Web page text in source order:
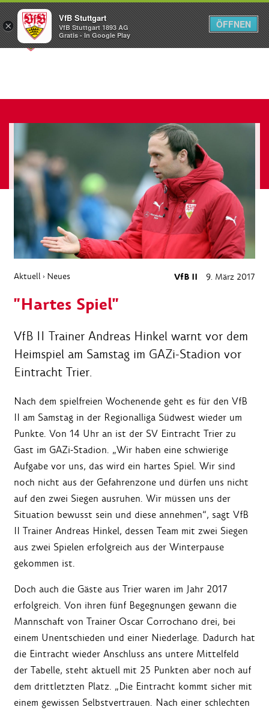
Menü
Aktuell › Neues VfB II 9. März 2017
"Hartes Spiel"
VfB II Trainer Andreas Hinkel warnt vor dem
Heimspiel am Samstag im GAZi-Stadion vor
Eintracht Trier.
Nach dem spielfreien Wochenende geht es für den VfB
II am Samstag in der Regionalliga Südwest wieder um
Punkte. Von 14 Uhr an ist der SV Eintracht Trier zu
Gast im GAZi-Stadion. „Wir haben eine schwierige
Aufgabe vor uns, das wird ein hartes Spiel. Wir sind
noch nicht aus der Gefahrenzone und dürfen uns nicht
auf den zwei Siegen ausruhen. Wir müssen uns der
Situation bewusst sein und diese annehmen“, sagt VfB
II Trainer Andreas Hinkel, dessen Team mit zwei Siegen
aus zwei Spielen erfolgreich aus der Winterpause
gekommen ist.
Doch auch die Gäste aus Trier waren im Jahr 2017
erfolgreich. Von ihren fünf Begegnungen gewann die
Mannschaft von Trainer Oscar Corrochano drei, bei
einem Unentschieden und einer Niederlage. Dadurch hat
die Eintracht wieder Anschluss ans untere Mittelfeld
der Tabelle, steht aktuell mit 25 Punkten aber noch auf
dem drittletzten Platz. „Die Eintracht kommt sicher mit
einem gewissen Selbstvertrauen. Nach einer schlechten
×
VfB Stuttgart
VfB Stuttgart 1893 AG
Gratis - In Google Play
ÖFFNEN